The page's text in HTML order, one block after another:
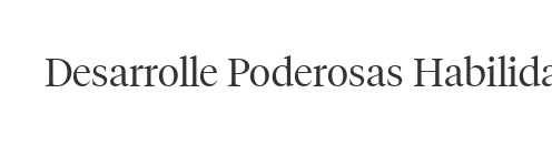
Desarrolle Poderosas